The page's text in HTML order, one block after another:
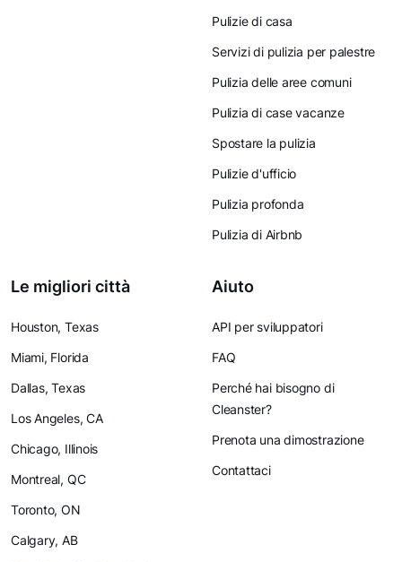
Pulizie di casa
Servizi di pulizia per palestre
Pulizia delle aree comuni
Pulizia di case vacanze
Spostare la pulizia
Pulizie d'ufficio
Pulizia profonda
Pulizia di Airbnb
Le migliori città
Houston, Texas
Miami, Florida
Dallas, Texas
Los Angeles, CA
Chicago, Illinois
Montreal, QC
Toronto, ON
Calgary, AB
Aiuto
API per sviluppatori
FAQ
Perché hai bisogno di
Cleanster?
Prenota una dimostrazione
Contattaci